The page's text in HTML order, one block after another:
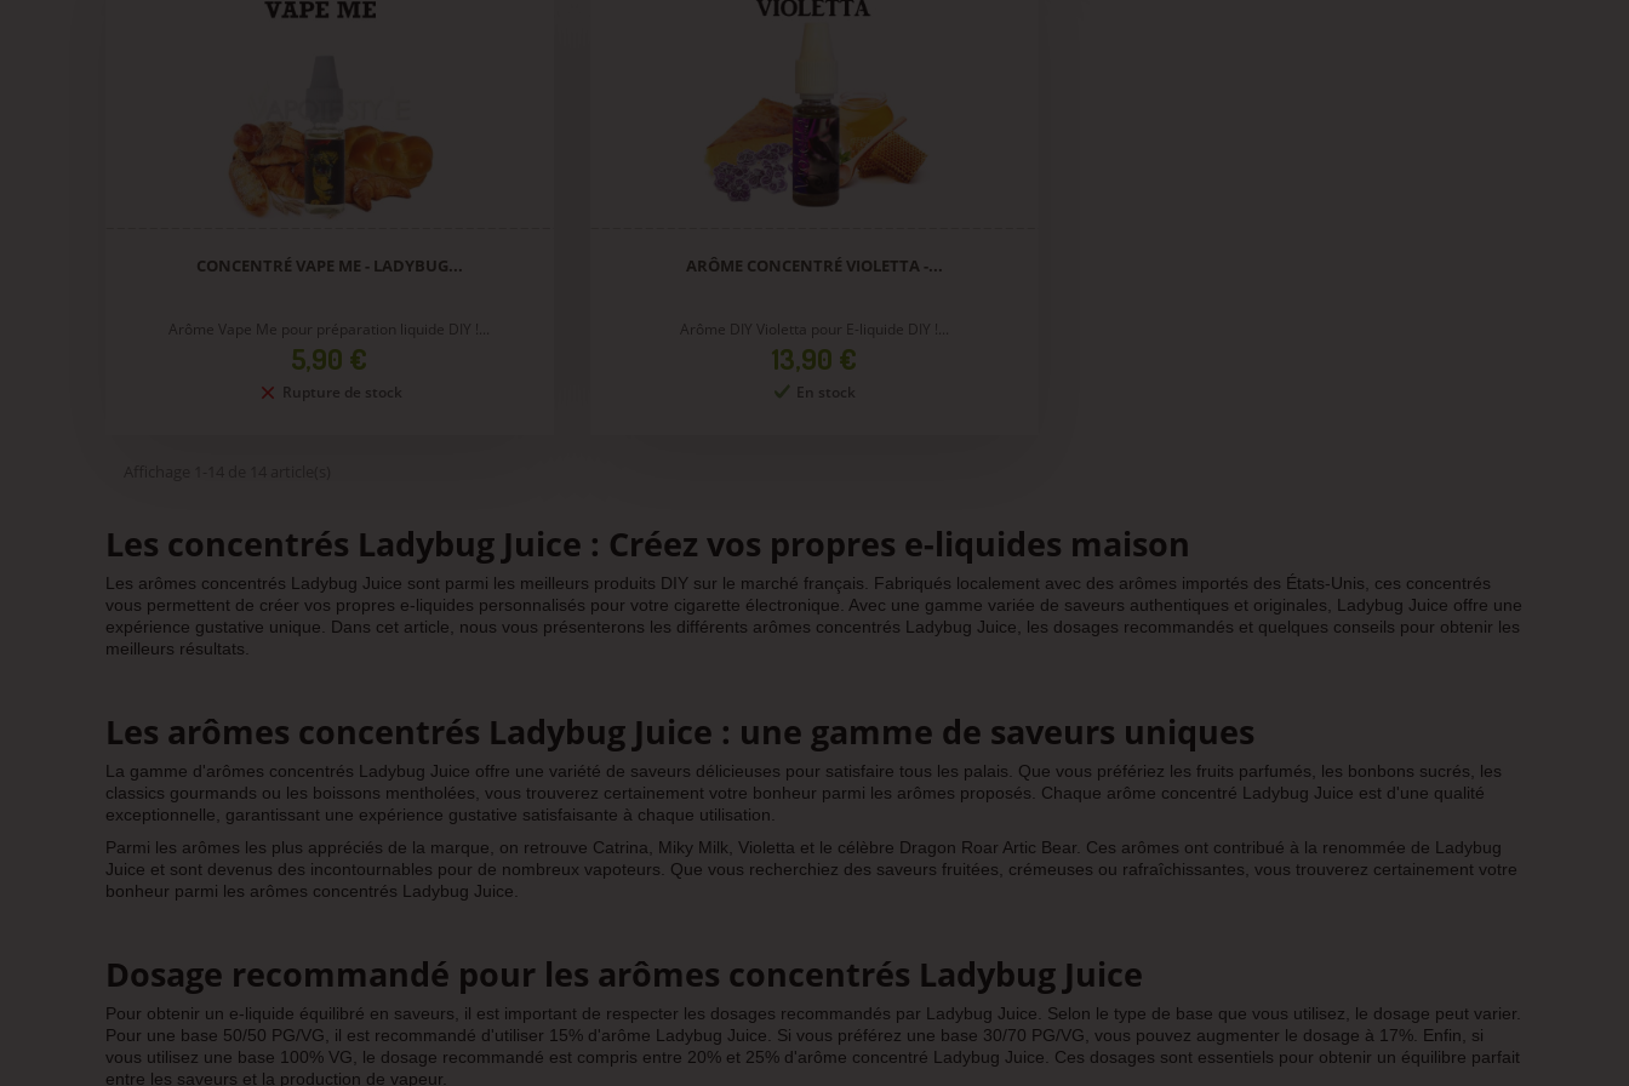
CONCENTRÉ VAPE ME - LADYBUG...
Arôme Vape Me pour préparation liquide DIY !...
Prix
5,90 €
Rupture de stock
ARÔME CONCENTRÉ VIOLETTA -...
Arôme DIY Violetta pour E-liquide DIY !...
Prix
13,90 €
En stock
Les concentrés Ladybug Juice : Créez vos propres e-liquides maison
Les arômes concentrés Ladybug Juice sont parmi les meilleurs produits DIY sur le marché français. Fabriqués localement avec des arômes importés des États-Unis, ces concentrés
vous permettent de créer vos propres e-liquides personnalisés pour votre cigarette électronique. Avec une gamme variée de saveurs authentiques et originales, Ladybug Juice offre une
expérience gustative unique. Dans cet article, nous vous présenterons les différents arômes concentrés Ladybug Juice, les dosages recommandés et quelques conseils pour obtenir les
meilleurs résultats.
Les arômes concentrés Ladybug Juice : une gamme de saveurs uniques
La gamme d'arômes concentrés Ladybug Juice offre une variété de saveurs délicieuses pour satisfaire tous les palais. Que vous préfériez les fruits parfumés, les bonbons sucrés, les
classics gourmands ou les boissons mentholées, vous trouverez certainement votre bonheur parmi les arômes proposés. Chaque arôme concentré Ladybug Juice est d'une qualité
exceptionnelle, garantissant une expérience gustative satisfaisante à chaque utilisation.
Parmi les arômes les plus appréciés de la marque, on retrouve Catrina, Miky Milk, Violetta et le célèbre Dragon Roar Artic Bear. Ces arômes ont contribué à la renommée de Ladybug
Juice et sont devenus des incontournables pour de nombreux vapoteurs. Que vous recherchiez des saveurs fruitées, crémeuses ou rafraîchissantes, vous trouverez certainement votre
bonheur parmi les arômes concentrés Ladybug Juice.
Dosage recommandé pour les arômes concentrés Ladybug Juice
Pour obtenir un e-liquide équilibré en saveurs, il est important de respecter les dosages recommandés par Ladybug Juice. Selon le type de base que vous utilisez, le dosage peut varier.
Pour une base 50/50 PG/VG, il est recommandé d'utiliser 15% d'arôme Ladybug Juice. Si vous préférez une base 30/70 PG/VG, vous pouvez augmenter le dosage à 17%. Enfin, si
vous utilisez une base 100% VG, le dosage recommandé est compris entre 20% et 25% d'arôme concentré Ladybug Juice. Ces dosages sont essentiels pour obtenir un équilibre parfait
entre les saveurs et la production de vapeur.